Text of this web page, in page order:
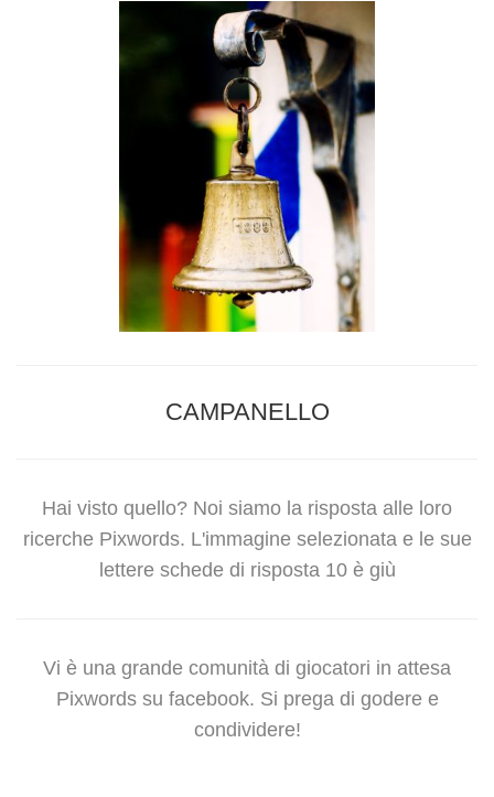
CAMPANELLO
Hai visto quello? Noi siamo la risposta alle loro
ricerche Pixwords. L'immagine selezionata e le sue
lettere schede di risposta 10 è giù
Vi è una grande comunità di giocatori in attesa
Pixwords su facebook. Si prega di godere e
condividere!